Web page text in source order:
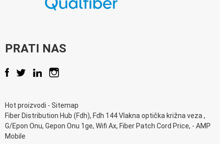
PRATI NAS
Hot proizvodi - Sitemap
Fiber Distribution Hub (Fdh), Fdh 144 Vlakna optička križna veza,
G/Epon Onu, Gepon Onu 1ge, Wifi Ax, Fiber Patch Cord Price, - AMP
Mobile